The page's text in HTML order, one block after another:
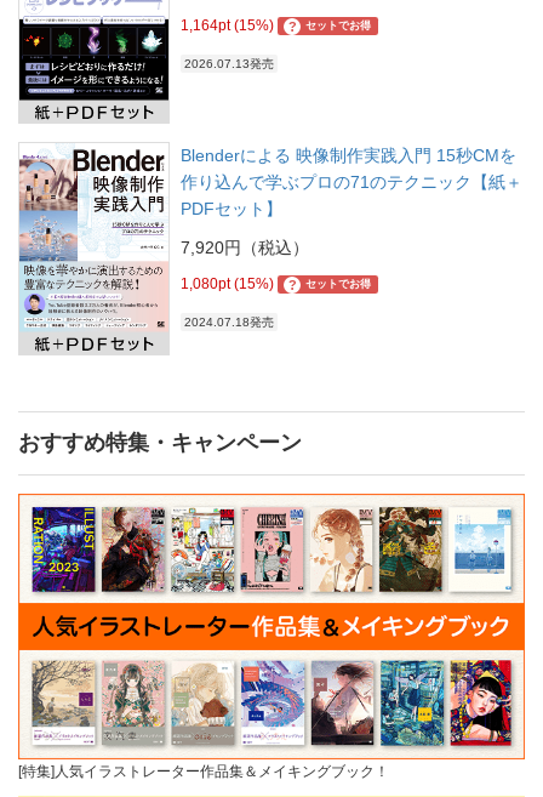
1,164pt (15%) ? セットでお得
2026.07.13発売
Blenderによる 映像制作実践入門 15秒CMを
作り込んで学ぶプロの71のテクニック【紙＋
PDFセット】
7,920円（税込）
1,080pt (15%) ? セットでお得
2024.07.18発売
おすすめ特集・キャンペーン
[特集]人気イラストレーター作品集＆メイキングブック！